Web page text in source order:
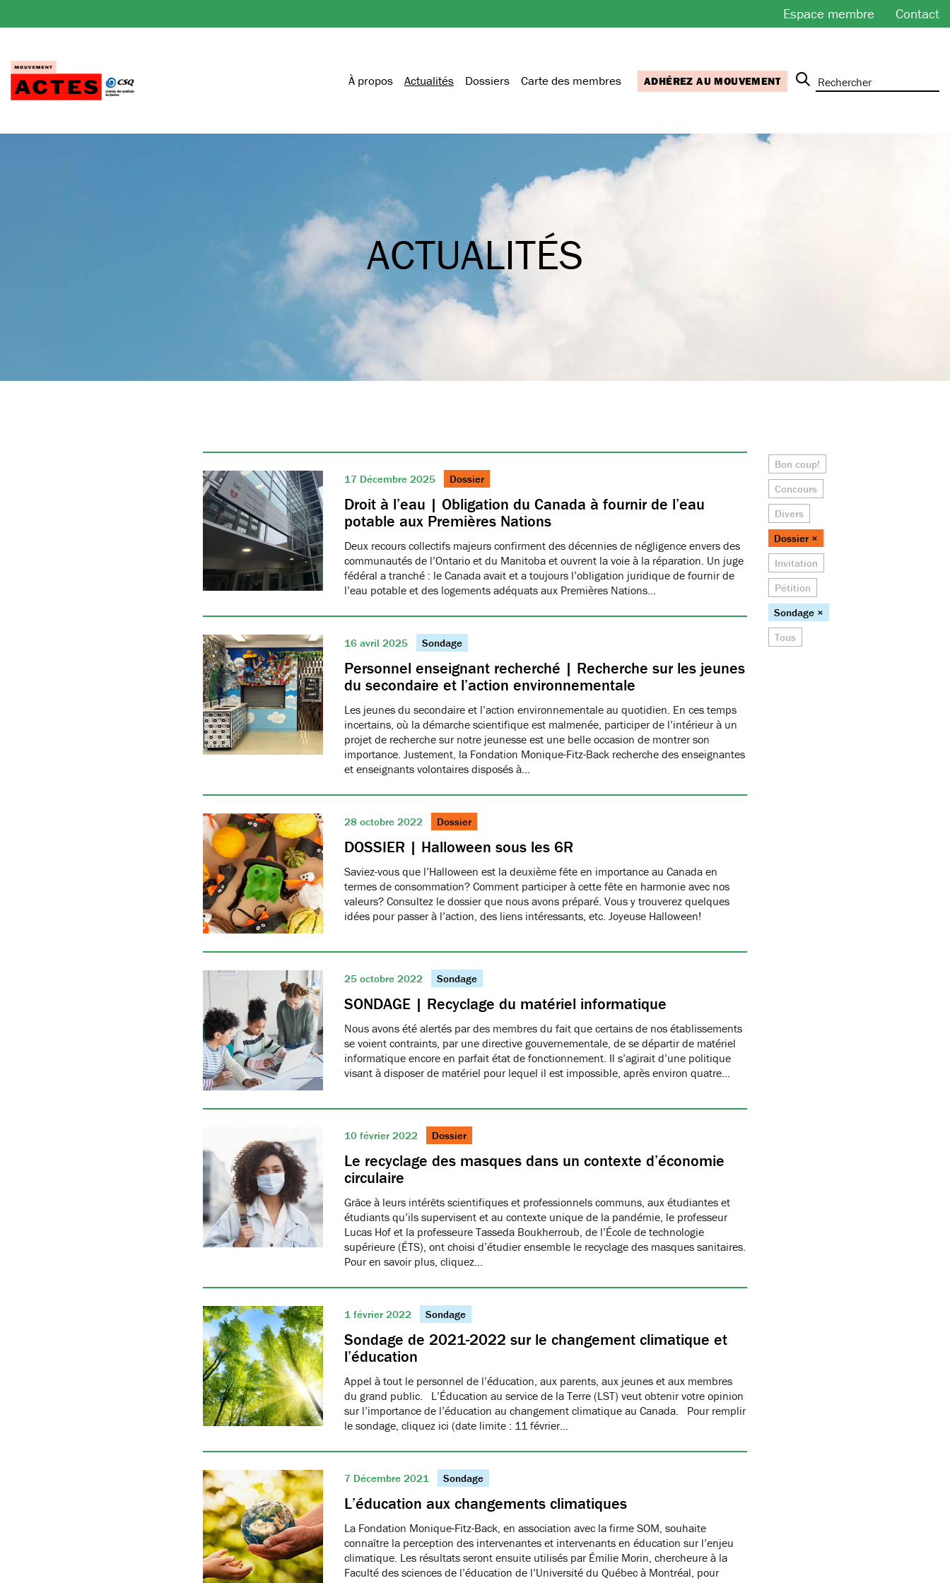
au
Espace membre Contact
À propos Actualités Dossiers Carte des membres ADHÉREZ AU MOUVEMENT
ACTUALITÉS
17 Décembre 2025 Dossier
Droit à l’eau | Obligation du Canada à fournir de l’eau
potable aux Premières Nations
Deux recours collectifs majeurs confirment des décennies de négligence envers des
communautés de l’Ontario et du Manitoba et ouvrent la voie à la réparation. Un juge
fédéral a tranché : le Canada avait et a toujours l’obligation juridique de fournir de
l’eau potable et des logements adéquats aux Premières Nations…
16 avril 2025 Sondage
Personnel enseignant recherché | Recherche sur les jeunes
du secondaire et l’action environnementale
Les jeunes du secondaire et l’action environnementale au quotidien. En ces temps
incertains, où la démarche scientifique est malmenée, participer de l’intérieur à un
projet de recherche sur notre jeunesse est une belle occasion de montrer son
importance. Justement, la Fondation Monique-Fitz-Back recherche des enseignantes
et enseignants volontaires disposés à…
28 octobre 2022 Dossier
DOSSIER | Halloween sous les 6R
Saviez-vous que l’Halloween est la deuxième fête en importance au Canada en
termes de consommation? Comment participer à cette fête en harmonie avec nos
valeurs? Consultez le dossier que nous avons préparé. Vous y trouverez quelques
idées pour passer à l’action, des liens intéressants, etc. Joyeuse Halloween!
25 octobre 2022 Sondage
SONDAGE | Recyclage du matériel informatique
Nous avons été alertés par des membres du fait que certains de nos établissements
se voient contraints, par une directive gouvernementale, de se départir de matériel
informatique encore en parfait état de fonctionnement. Il s’agirait d’une politique
visant à disposer de matériel pour lequel il est impossible, après environ quatre…
10 février 2022 Dossier
Le recyclage des masques dans un contexte d’économie
circulaire
Grâce à leurs intérêts scientifiques et professionnels communs, aux étudiantes et
étudiants qu’ils supervisent et au contexte unique de la pandémie, le professeur
Lucas Hof et la professeure Tasseda Boukherroub, de l’École de technologie
supérieure (ÉTS), ont choisi d’étudier ensemble le recyclage des masques sanitaires.
Pour en savoir plus, cliquez…
1 février 2022 Sondage
Sondage de 2021-2022 sur le changement climatique et
l’éducation
Appel à tout le personnel de l’éducation, aux parents, aux jeunes et aux membres
du grand public. L’Éducation au service de la Terre (LST) veut obtenir votre opinion
sur l’importance de l’éducation au changement climatique au Canada. Pour remplir
le sondage, cliquez ici (date limite : 11 février…
7 Décembre 2021 Sondage
L’éducation aux changements climatiques
La Fondation Monique-Fitz-Back, en association avec la firme SOM, souhaite
connaître la perception des intervenantes et intervenants en éducation sur l’enjeu
climatique. Les résultats seront ensuite utilisés par Émilie Morin, chercheure à la
Faculté des sciences de l’éducation de l’Université du Québec à Montréal, pour
Bon coup!
Concours
Divers
Dossier ×
Invitation
Pétition
Sondage ×
Tous